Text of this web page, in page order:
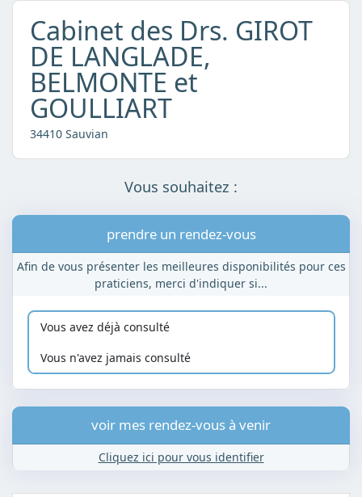
Cabinet des Drs. GIROT
DE LANGLADE,
BELMONTE et
GOULLIART
34410 Sauvian
Vous souhaitez :
prendre un rendez-vous
Afin de vous présenter les meilleures disponibilités pour ces
praticiens, merci d'indiquer si...
Vous avez déjà consulté
Vous n'avez jamais consulté
voir mes rendez-vous à venir
Cliquez ici pour vous identifier